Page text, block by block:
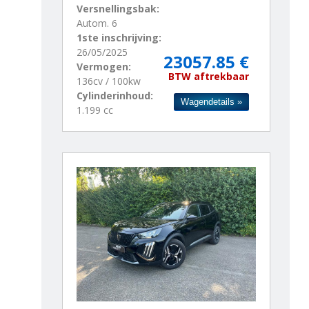
23057.85 €
BTW aftrekbaar
Versnellingsbak:
Autom. 6
1ste inschrijving:
26/05/2025
Vermogen:
136cv / 100kw
Cylinderinhoud:
1.199 cc
Wagendetails »